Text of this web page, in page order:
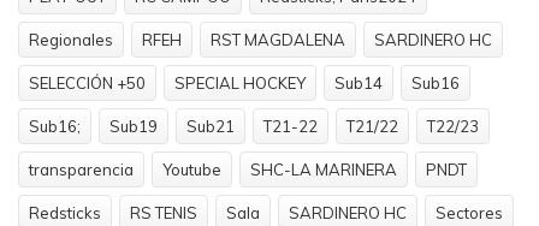
Regionales RFEH RST MAGDALENA SARDINERO HC
SELECCIÓN +50 SPECIAL HOCKEY Sub14 Sub16
Sub16; Sub19 Sub21 T21-22 T21/22 T22/23
transparencia Youtube SHC-LA MARINERA PNDT
Redsticks RS TENIS Sala SARDINERO HC Sectores